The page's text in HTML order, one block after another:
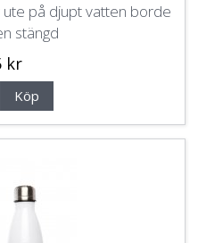
ute på djupt vatten borde
stängd
kr
Köp